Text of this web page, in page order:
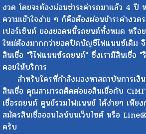
งวด โดยจะต้องผ่อนชำระค่ารถมาแล้ว 4 ปี
ความเข้าใจง่าย ๆ ก็คือต้องผ่อนชำระค่างว
เปอร์เซ็นต์ ของยอดหนี้รถยนต์ทั้งหมด หรือ
ใหม่ต้องมากกว่ายอดปิดบัญชีไฟแนนซ์เดิม จึ
สินเชื่อ "รีไฟแนนซ์รถยนต์" ซึ่งเรามีสินเชื่อ "
คอยให้บริการ
สำหรับใครที่กำลังมองหาสถาบันการเงิ
สินเชื่อ คุณสามารถติดต่อขอสินเชื่อกับ
เชื่อรถยนต์ ศูนย์รวมไฟแนนช์ ได้ง่ายๆ เพีย
สมัครสินเชื่อออนไลน์บนเว็บไซต์ หรือ
ครับ